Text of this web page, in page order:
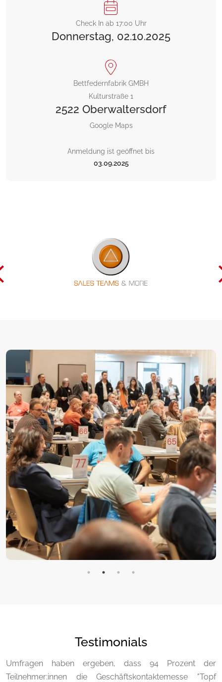
Check In ab 17:00 Uhr
Donnerstag, 02.10.2025
Bettfedernfabrik GMBH
Kulturstraße 1
2522 Oberwaltersdorf
Google Maps
Anmeldung ist geöffnet bis
03.09.2025
Testimonials
Umfragen haben ergeben, dass 94 Prozent der
Teilnehmer:innen die Geschäftskontaktemesse "Topf